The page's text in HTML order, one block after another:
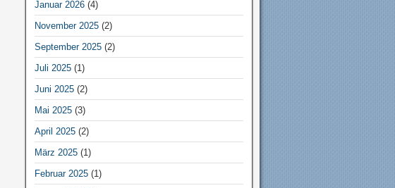
Januar 2026(4)
November 2025(2)
September 2025(2)
Juli 2025(1)
Juni 2025(2)
Mai 2025(3)
April 2025(2)
März 2025(1)
Februar 2025(1)